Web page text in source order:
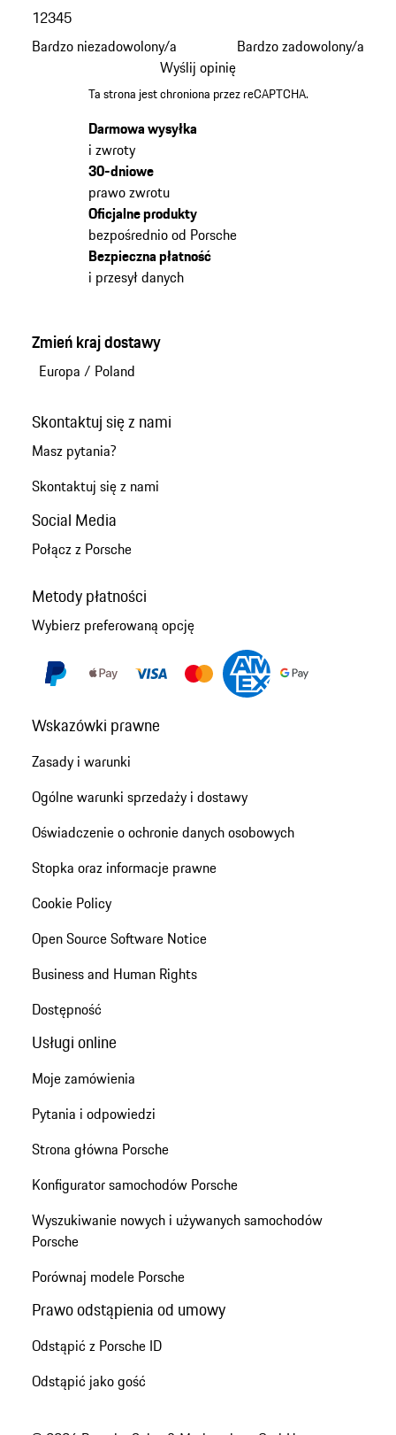
Bardzo niezadowolony/a
12345
Bardzo zadowolony/a
Wyślij opinię
Ta strona jest chroniona przez reCAPTCHA.
Darmowa wysyłka
i zwroty
30-dniowe
prawo zwrotu
Oficjalne produkty
bezpośrednio od Porsche
Bezpieczna płatność
i przesył danych
Zmień kraj dostawy
Europa / Poland
Skontaktuj się z nami
Masz pytania?
Skontaktuj się z nami
Social Media
Połącz z Porsche
Metody płatności
Wybierz preferowaną opcję
Wskazówki prawne
Zasady i warunki
Ogólne warunki sprzedaży i dostawy
Oświadczenie o ochronie danych osobowych
Stopka oraz informacje prawne
Cookie Policy
Open Source Software Notice
Business and Human Rights
Dostępność
Usługi online
Moje zamówienia
Pytania i odpowiedzi
Strona główna Porsche
Konfigurator samochodów Porsche
Wyszukiwanie nowych i używanych samochodów
Porsche
Porównaj modele Porsche
Prawo odstąpienia od umowy
Odstąpić z Porsche ID
Odstąpić jako gość